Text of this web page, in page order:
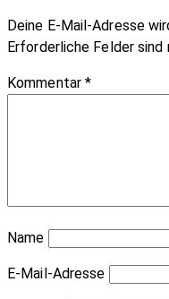
Deine E-Mail-Adresse
Erforderliche Felder
Kommentar *
Name
E-Mail-Adresse